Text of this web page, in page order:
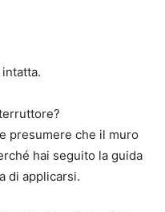
presumere che il muro
hai seguito la guida
di applicarsi.